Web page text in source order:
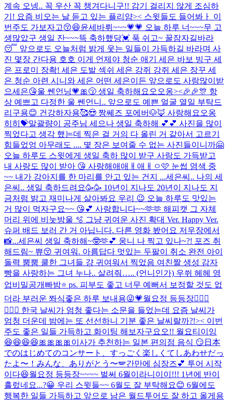
계속 오넹.. 꼭 우산 꼭 챙겨다니구!! 감기 걸리지 않게 조심하
기! 요즘 비오는 날 듣고 있는 플리얌>< 스윗들도 들어봐ㅏ 이
번주도 가보자고😚😆윤세바뤼~~~💗💗 오늘 하루 너~~~무 고
생많았구 생일 잔~~~뜩 축하했당💓 푹 쉬고~ 꿀잠자길바라
😴 앞으로도 오늘처럼 밝게 웃는 일들이 가득하길 바라며 사
진 몇장 간다용 호호 이게 언제야 청순 애기 세은 바보 빙구 세
은 프로미 장촥! 세은 도발 섹쉬 세은 강쥐 강쥐 세은 장꾸 세
은 청순 아련 시니와 세은 어떤 세은이든 앞으로도 사랑많이받
으세은😘울 쎈언닝💗🎀😚 생일 축하해요오오옹><🎉🎉🎊 항
상 예쁘고 다정한 울 쎈언니.. 앞으로도 예쁜 얼굴 열일 부탁드
리구용😊 건강하자용🥰😍 짱쎄즈 포에버🐶🦊 사랑해요오옹
히히💝말괄량이 공주님 세으나 생일 축하해 💕💕 사진을 많이
찍었다고 생각 했는데 찍은 걸 거의 다 올린 거 같아서 고르기
힘들었엉 아무래도 .... 몇 장은 보여줄 수 없는 사진들이니까🤗
오늘 하루도 스윗에게 생일 축하 많이 받구 사랑도 가득받고
내 사랑도 많이 받아 😘 사랑해애애ㅐ애ㅐㅇ🩷 눈썹 염색 중
~~ 내가 강아지를 한 마리를 안고 있는 건지 ...세은씨.. 나의 세
은씨.. 생일 축하드려요🥳🥳 10년이 지나도 20년이 지나도 지
금처럼 밝고 재미나게 살아봐요 우리 😉 오늘 하루도 맛있는
거 많이 먹자구요~~ 😘💕 사랑합니다~~🫶🫶 해피캣 그 자체
머리 위에 비눗방울 🫧 그냥 귀여운 사진 확대 Ver. Happy Ver.
슈퍼 배드 보러 간 거 아닙니다. 다른 영화 봤어요 저우장에서
📸...세은씨 생일 축하해~🤓🫶💕 웅니 나 찍고 있나~?! 포즈 취
해드림~ 쀼😚 귀여워. 아름답다 멋있는 두팔이 취소 완전 아이
돌력 뿜뿜 쿨한 그녀들 걍 귀여워서 찍었음 여친짤 생성 감자
빵을 사랑하는 그녀 누나.. 살려줘….. (언니인가) 우쒸 헤헤 영
업비밀공개빠밤⭐️ ps. 피부도 좋고 너무 예뻐서 보정할 것도 없
더라 부러운 쫘식좋은 하루 보내용😜💗월요정 등등장🧚🏻‍♀️
🧚🏻‍♀️ 한국 날씨가 엄청 좋다는 소문을 들었는데 요즘 날씨가
엄청 더운데 밤에는 또 선선하니 기분 좋은 날씨랄까?!>< 이번
주도 좋은 일들 가득하고 화이팅 해보자구요오!! 월요티이잉
😆😆😆😆🎀🎀🎀🎀 이사가 추천하는 일본 편의점 음식 😏 日本
でのはじめてのコンサート、すっごく楽しくてしあわせだっ
たよ〜！みんな、ありがとう〜🪽간만에 심장즈💕 투어 시작
이다😆월요정 등등장~~~~ 벌써 6월이라니이이!!! 1년에 반이
흘렀네요...?😀 우리 스윗들~~ 6월도 잘 부탁해요😊 6월에도
행복한 일들 가득하고 앞으로 남은 월드투어도 잘 하고 올게용